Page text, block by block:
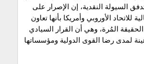
السيولة النقدية، إن الإصرار على
للاتحاد الأوروبي وأمريكا بأنها تعاون
المُرة، وهي أن القرار السيادي
لمدى رضا القوى الدولية ومؤسساتها